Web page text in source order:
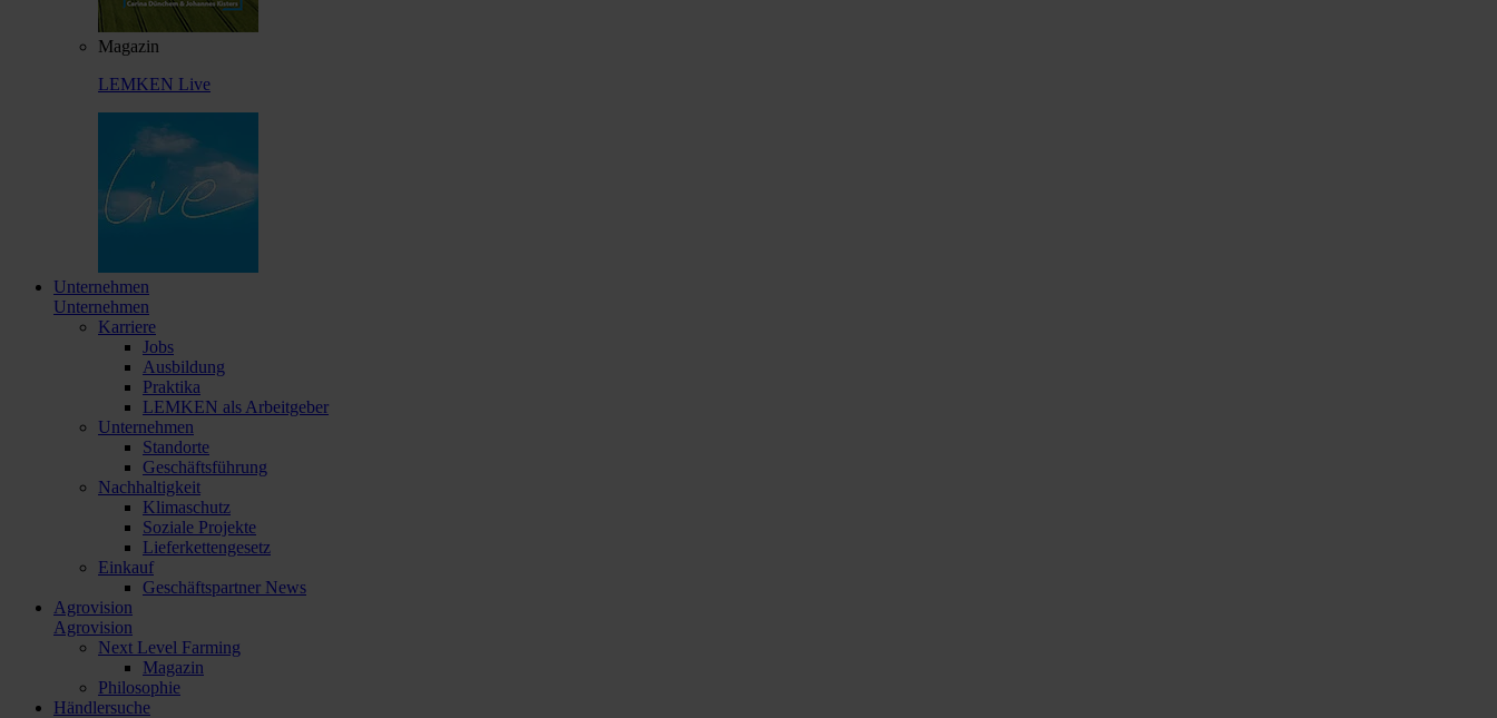
Magazin
LEMKEN Live
Unternehmen
Unternehmen
Karriere
Jobs
Ausbildung
Praktika
LEMKEN als Arbeitgeber
Unternehmen
Standorte
Geschäftsführung
Nachhaltigkeit
Klimaschutz
Soziale Projekte
Lieferkettengesetz
Einkauf
Geschäftspartner News
Agrovision
Agrovision
Next Level Farming
Magazin
Philosophie
Händlersuche